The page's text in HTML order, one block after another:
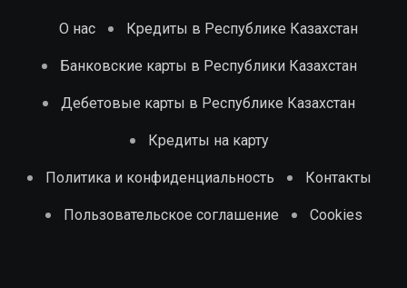
О нас Кредиты в Республике Казахстан
Банковские карты в Республики Казахстан
Дебетовые карты в Республике Казахстан
Кредиты на карту
Политика и конфиденциальность Контакты
Пользовательское соглашение Cookies